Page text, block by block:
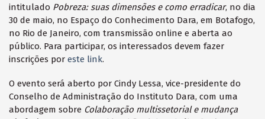
intitulado Pobreza: suas dimensões e como erradicar, no dia
30 de maio, no Espaço do Conhecimento Dara, em Botafogo,
no Rio de Janeiro, com transmissão online e aberta ao
público. Para participar, os interessados devem fazer
inscrições por este link.
O evento será aberto por Cindy Lessa, vice-presidente do
Conselho de Administração do Instituto Dara, com uma
abordagem sobre Colaboração multissetorial e mudança